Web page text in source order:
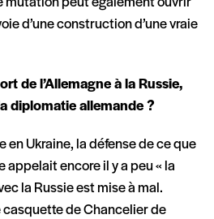
d’une construction d’une vraie
de l’Allemagne à la Russie,
diplomatie allemande ?
en Ukraine, la défense de ce que
appelait encore il y a peu « la
la Russie est mise à mal.
casquette de Chancelier de